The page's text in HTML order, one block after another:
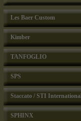
Les Baer Custom
Kimber
TANFOGLIO
SPS
Staccato / STI International
SPHINX